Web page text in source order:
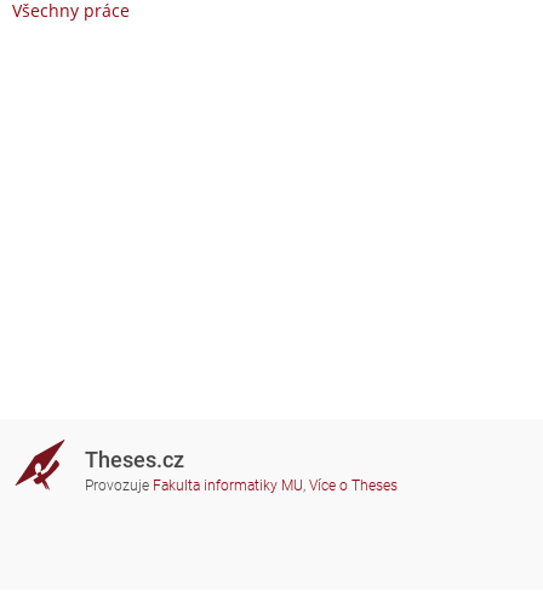
Všechny práce
Theses.cz
Provozuje Fakulta informatiky MU, Více o Theses